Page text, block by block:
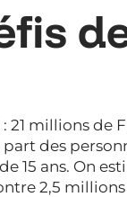
21 millions de
des
15 ans. On
2,5 millions